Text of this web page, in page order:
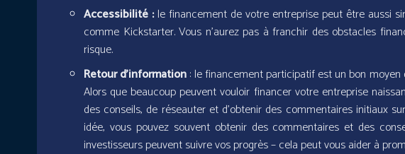
Accessibilité :le financement de votre entreprise peut être aussi
comme Kickstarter. Vous n’aurez pas à franchir des obstacles
risque.
Retour d’information: le financement participatif est un bon
Alors que beaucoup peuvent vouloir financer votre entreprise
des conseils, de réseauter et d’obtenir des commentaires initiaux
idée, vous pouvez souvent obtenir des commentaires et des
investisseurs peuvent suivre vos progrès – cela peut vous aider à